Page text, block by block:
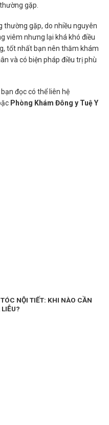
gặp.
thường gặp, do nhiều nguyên
viêm nhưng lại khá khó điều
tốt nhất bạn nên thăm khám
và có biện pháp điều trị phù
đọc có thể liên hệ
Phòng Khám Đông y Tuệ Y
NỘI TIẾT: KHI NÀO CẦN